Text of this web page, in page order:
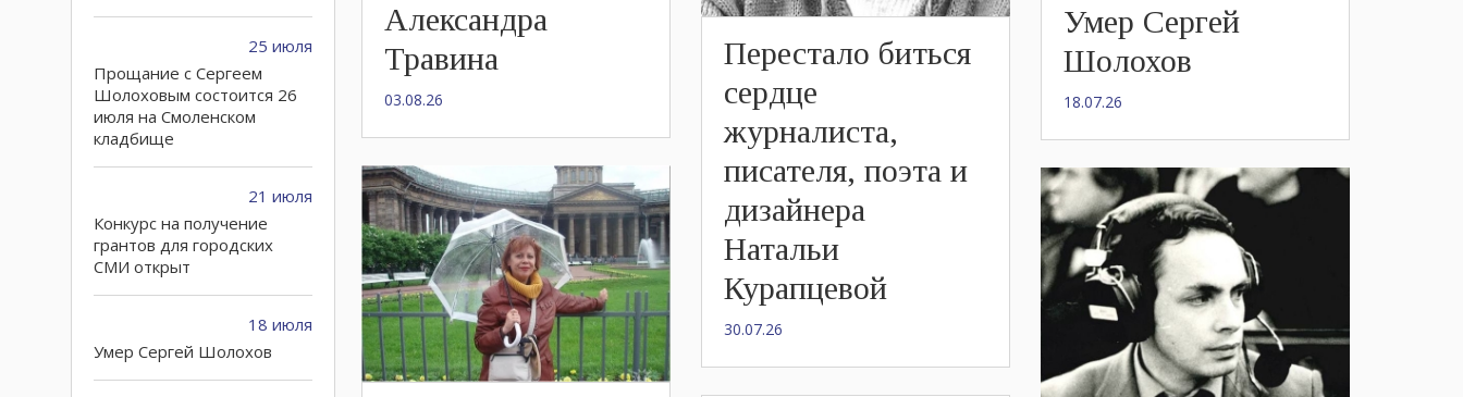
25 июля
Прощание с Сергеем
Шолоховым состоится 26
июля на Смоленском
кладбище
21 июля
Конкурс на получение
грантов для городских
СМИ открыт
18 июля
Умер Сергей Шолохов
Александра
Травина
03.08.26
Перестало биться
сердце
журналиста,
писателя, поэта и
дизайнера
Натальи
Курапцевой
30.07.26
Умер Сергей
Шолохов
18.07.26